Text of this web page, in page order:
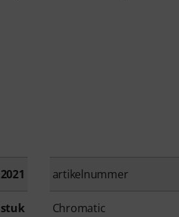
artikelnummer
Chromatic